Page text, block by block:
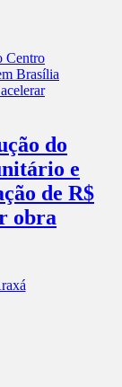
do
e
de R$
obra